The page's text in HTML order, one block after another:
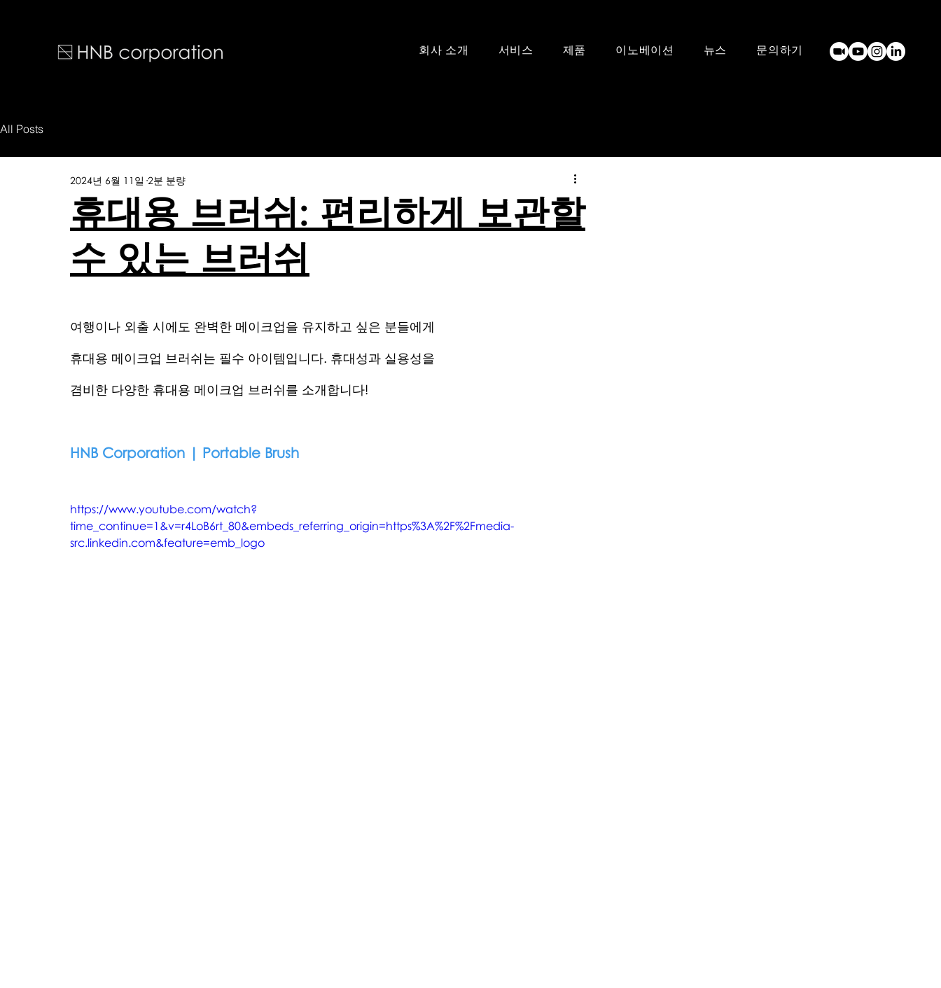
회사 소개 서비스 제품 이노베이션 뉴스 문의하기
All Posts
휴대용 브러쉬: 편리하게 보관할
수 있는 브러쉬
2024년 6월 11일 2분 분량
여행이나 외출 시에도 완벽한 메이크업을 유지하고 싶은 분들에게
휴대용 메이크업 브러쉬는 필수 아이템입니다. 휴대성과 실용성을
겸비한 다양한 휴대용 메이크업 브러쉬를 소개합니다!
HNB Corporation | Portable Brush
https://www.youtube.com/watch?
time_continue=1&v=r4LoB6rt_80&embeds_referring_origin=https%3A%2F%2Fmedia-
src.linkedin.com&feature=emb_logo